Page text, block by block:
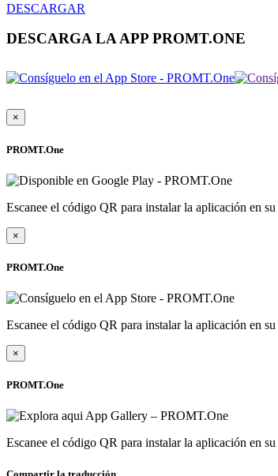
DESCARGAR
DESCARGA LA APP PROMT.ONE
×
PROMT.One
Escanee el código QR para instalar la aplicación en
×
PROMT.One
Escanee el código QR para instalar la aplicación en
×
PROMT.One
Escanee el código QR para instalar la aplicación en